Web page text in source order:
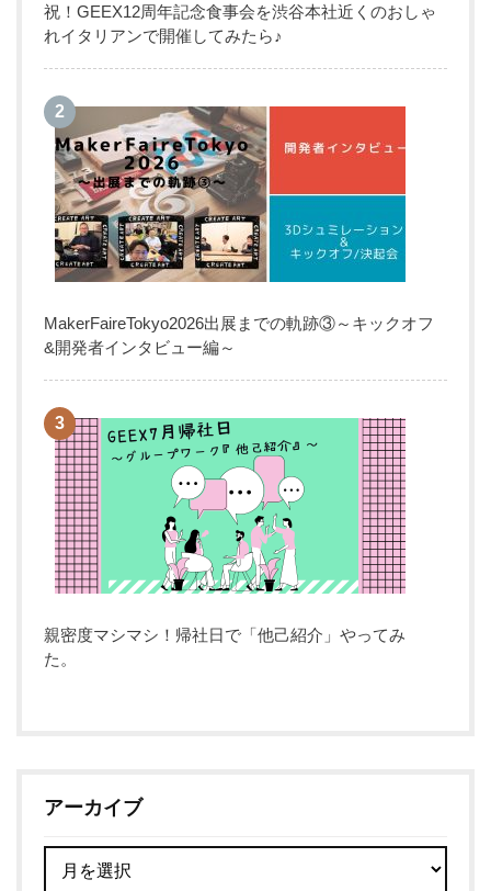
祝！GEEX12周年記念食事会を渋谷本社近くのおしゃ
れイタリアンで開催してみたら♪
MakerFaireTokyo2026出展までの軌跡③～キックオフ
&開発者インタビュー編～
親密度マシマシ！帰社日で「他己紹介」やってみ
た。
アーカイブ